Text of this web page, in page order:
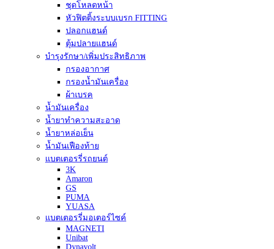
ชุดโหลดหน้า
หัวฟิตติ้งระบบเบรก FITTING
ปลอกแฮนด์
ตุ้มปลายแฮนด์
บำรุงรักษา/เพิ่มประสิทธิภาพ
กรองอากาศ
กรองน้ำมันเครื่อง
ผ้าเบรค
น้ำมันเครื่อง
น้ำยาทำความสะอาด
น้ำยาหล่อเย็น
น้ำมันเฟืองท้าย
แบตเตอรรี่รถยนต์
3K
Amaron
GS
PUMA
YUASA
แบตเตอรรี่มอเตอร์ไซค์
MAGNETI
Unibat
Dynavolt